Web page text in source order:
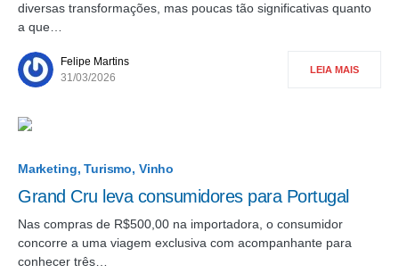
diversas transformações, mas poucas tão significativas quanto
a que…
Felipe Martins
31/03/2026
LEIA MAIS
Marketing Turismo Vinho
Grand Cru leva consumidores para Portugal
Nas compras de R$500,00 na importadora, o consumidor
concorre a uma viagem exclusiva com acompanhante para
conhecer três…